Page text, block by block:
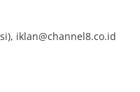
iklan@channel8.co.id